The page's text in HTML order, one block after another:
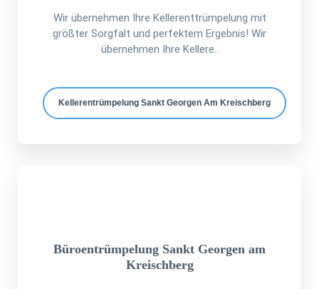
Wir übernehmen Ihre Kellerenttrümpelung mit
größter Sorgfalt und perfektem Ergebnis! Wir
übernehmen Ihre Kellere..
Kellerentrümpelung Sankt Georgen Am Kreischberg
Büroentrümpelung Sankt Georgen am
Kreischberg